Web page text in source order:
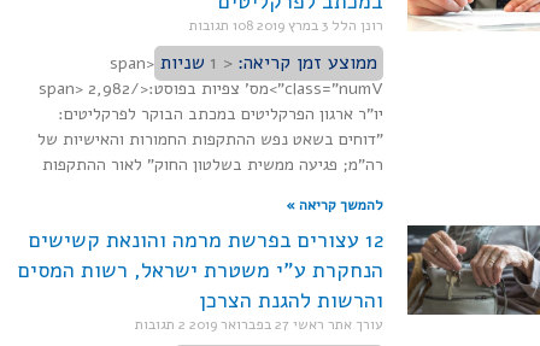
רונן הלל3 במרץ 2019 108 תגובות
ממוצע זמן קריאה:< 1 שניות
<span
class="numV">מס' צפיות בפוסט:</span> 2,982
יו"ר ארגון הפרקליטים במכתב הבוקר לפרקליטים:
"דוחים בשאט נפש ההתקפות החמורות והאישיות של
רה"מ; פגיעה ממשית בשלטון החוק" לאור ההתקפות
להמשך קריאה »
12 עצורים בפרשת מרמה והונאת קשישים
הנחקרת ע"י משטרת ישראל, רשות המסים
והרשות להגנת הצרכן
עורך אתר ראשי27 בפברואר 2019 2 תגובות